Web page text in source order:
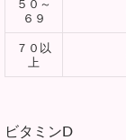
５０～
６９
７０以
上
ビタミンD